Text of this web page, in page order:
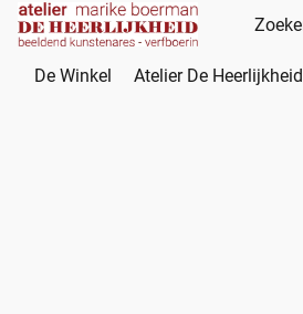
De Winkel Atelier De Heerlijkheid